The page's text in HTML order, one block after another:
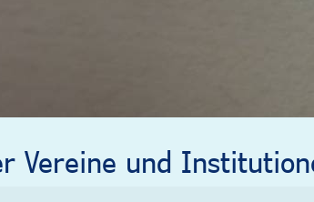
Vereine und